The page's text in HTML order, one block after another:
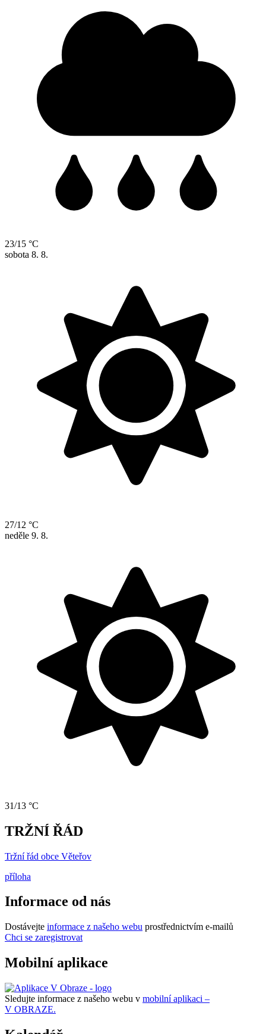
23/15 °C
sobota 8. 8.
27/12 °C
neděle 9. 8.
31/13 °C
TRŽNÍ ŘÁD
Tržní řád obce Věteřov
příloha
Informace od nás
Dostávejte informace z našeho webu prostřednictvím e-mailů
Chci se zaregistrovat
Mobilní aplikace
Sledujte informace z našeho webu v mobilní aplikaci –
V OBRAZE.